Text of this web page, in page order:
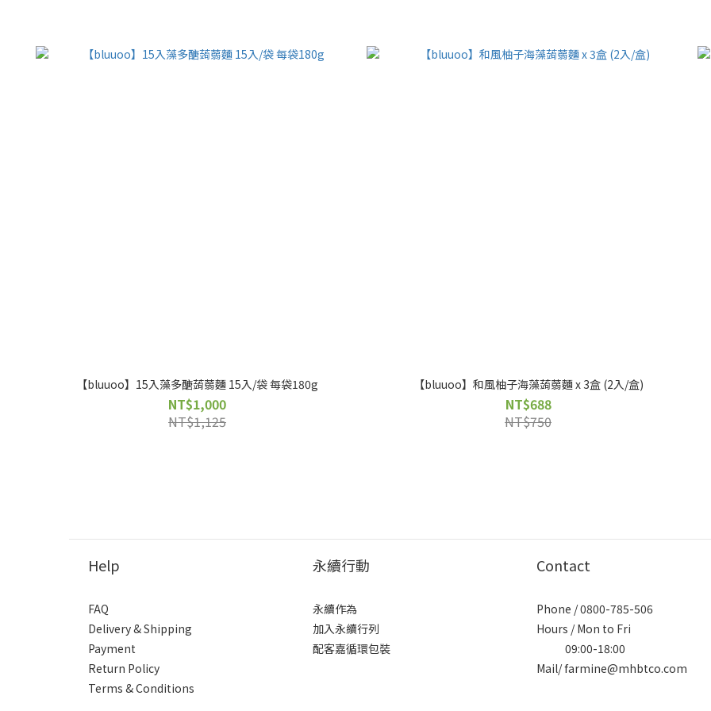
【bluuoo】15入藻多醣蒟蒻麵 15入/袋 每袋180g
NT$1,000
NT$1,125
【bluuoo】和風柚子海藻蒟蒻麵 x 3盒 (2入/盒)
NT$688
NT$750
Help
FAQ
Delivery & Shipping
Payment
Return Policy
Terms & Conditions
永續行動
永續作為
加入永續行列
配客嘉循環包裝
Contact
Phone / 0800-785-506
Hours / Mon to Fri
09:00-18:00
Mail/ farmine@mhbtco.com